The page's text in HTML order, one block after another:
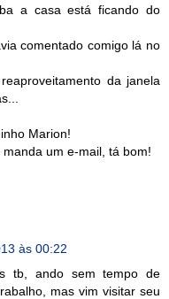
a casa está ficando do
comentado comigo lá no
da janela
Marion!
um e-mail, tá bom!
às 00:22
tb, ando sem tempo de
mas vim visitar seu